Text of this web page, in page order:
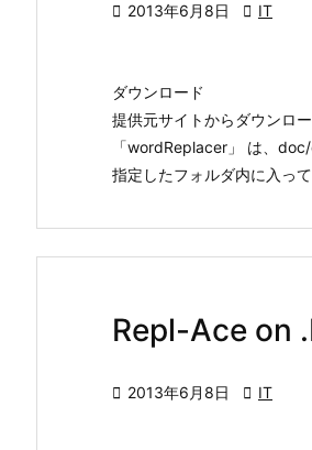
 2013年6月8日  IT
ダウンロード
提供元サイトからダウンロ
「wordReplacer」 は、
指定したフォルダ内に入っ
Repl-Ace on
 2013年6月8日  IT